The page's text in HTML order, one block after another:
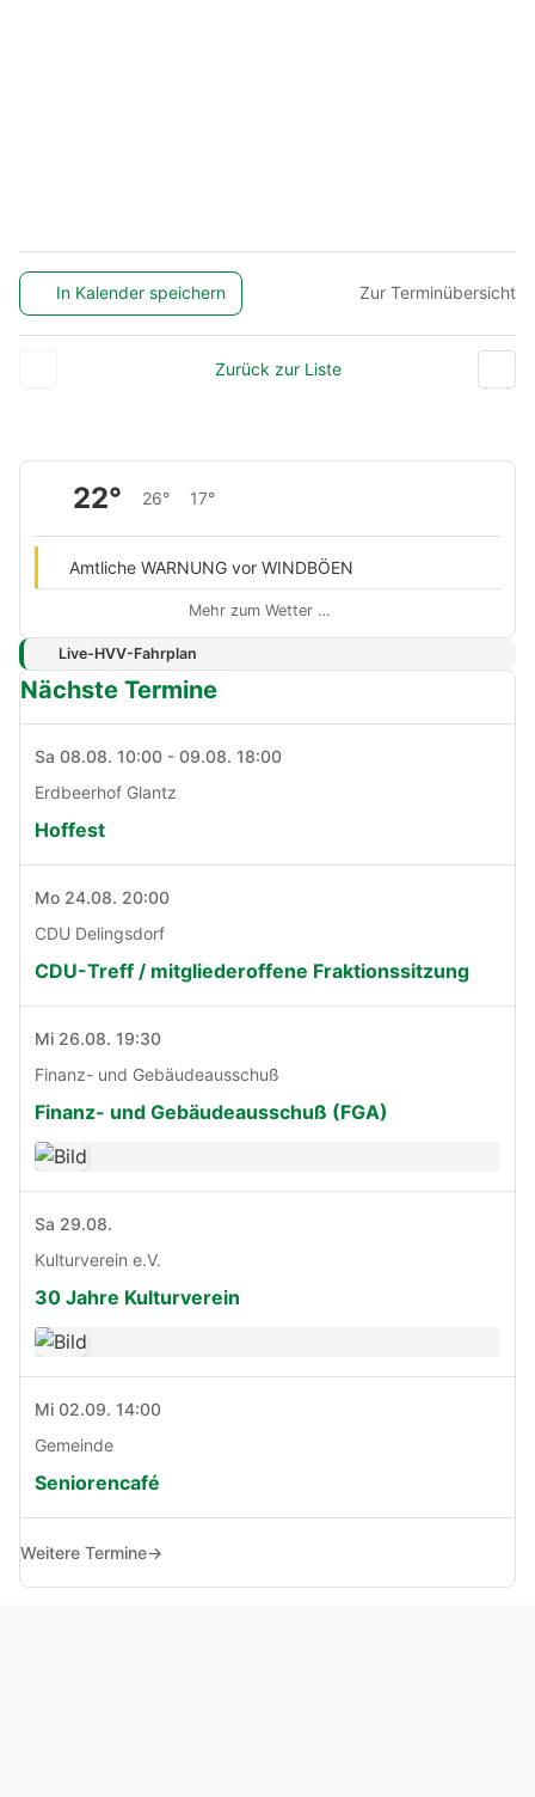
In Kalender speichern Zur Terminübersicht
Zurück zur Liste
22° 26° 17°
Amtliche WARNUNG vor WINDBÖEN
Mehr zum Wetter …
Live-HVV-Fahrplan
Nächste Termine
Sa 08.08. 10:00 - 09.08. 18:00
Erdbeerhof Glantz
Hoffest
Mo 24.08. 20:00
CDU Delingsdorf
CDU-Treff / mitgliederoffene Fraktionssitzung
Mi 26.08. 19:30
Finanz- und Gebäudeausschuß
Finanz- und Gebäudeausschuß (FGA)
Sa 29.08.
Kulturverein e.V.
30 Jahre Kulturverein
Mi 02.09. 14:00
Gemeinde
Seniorencafé
Weitere Termine→